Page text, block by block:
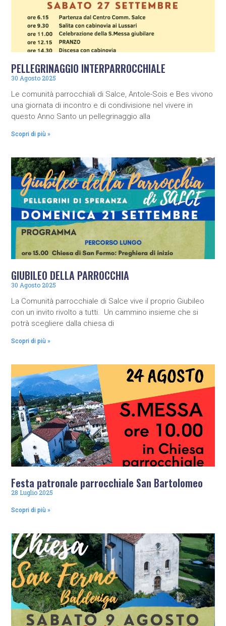
PELLEGRINAGGIO INTERPARROCCHIALE
30 Agosto 2025
Le comunità parrocchiali di Salce, Antole-Sois e Bes vivono
una giornata di incontro e di condivisione nel vivere in
questo Anno Santo un pellegrinaggio alla
Scopri di più »
GIUBILEO DELLA PARROCCHIA
30 Agosto 2025
La Comunità parrocchiale di Salce vive il proprio Giubileo
con un invito rivolto a tutti. Un cammino insieme che si
potrà scegliere dalla chiesa di
Scopri di più »
Festa patronale parrocchiale San Bartolomeo
28 Luglio 2025
Scopri di più »